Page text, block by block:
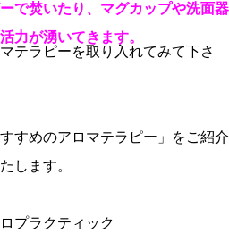
で焚いたり、マグカップや洗面器
力が湧いてきます。
テラピーを取り入れてみて下さ
すめのアロマテラピー」をご紹介
します。
プラクティック